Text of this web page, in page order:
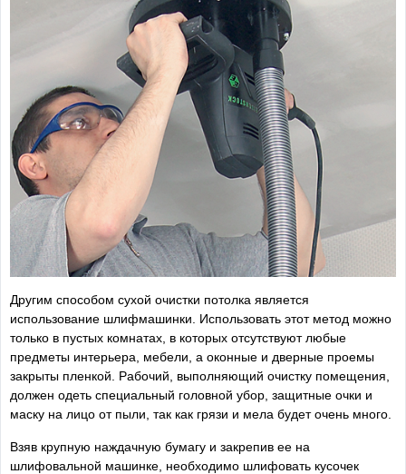
Другим способом сухой очистки потолка является
использование шлифмашинки. Использовать этот метод можно
только в пустых комнатах, в которых отсутствуют любые
предметы интерьера, мебели, а оконные и дверные проемы
закрыты пленкой. Рабочий, выполняющий очистку помещения,
должен одеть специальный головной убор, защитные очки и
маску на лицо от пыли, так как грязи и мела будет очень много.
Взяв крупную наждачную бумагу и закрепив ее на
шлифовальной машинке, необходимо шлифовать кусочек